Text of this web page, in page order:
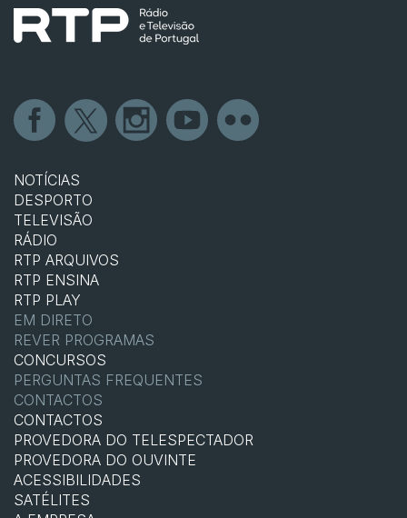
NOTÍCIAS
DESPORTO
TELEVISÃO
RÁDIO
RTP ARQUIVOS
RTP ENSINA
RTP PLAY
EM DIRETO
REVER PROGRAMAS
CONCURSOS
PERGUNTAS FREQUENTES
CONTACTOS
CONTACTOS
PROVEDORA DO TELESPECTADOR
PROVEDORA DO OUVINTE
ACESSIBILIDADES
SATÉLITES